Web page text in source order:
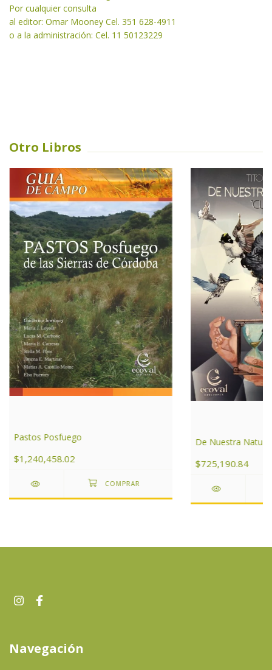
Por cualquier consulta
al editor: Omar Mooney Cel. 351 628-4911
o a la administración: Cel. 11 50123229
Otro Libros
Pastos Posfuego
$1,240,458.02
De Nuestra
$725,190.84
Navegación